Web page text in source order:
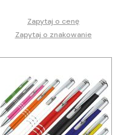
Zapytaj o cenę
Zapytaj o znakowanie